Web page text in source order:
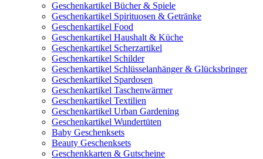
Geschenkartikel Bücher & Spiele
Geschenkartikel Spirituosen & Getränke
Geschenkartikel Food
Geschenkartikel Haushalt & Küche
Geschenkartikel Scherzartikel
Geschenkartikel Schilder
Geschenkartikel Schlüsselanhänger & Glücksbringer
Geschenkartikel Spardosen
Geschenkartikel Taschenwärmer
Geschenkartikel Textilien
Geschenkartikel Urban Gardening
Geschenkartikel Wundertüten
Baby Geschenksets
Beauty Geschenksets
Geschenkkarten & Gutscheine